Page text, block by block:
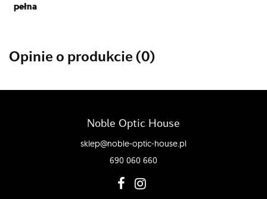
pełna
Opinie o produkcie (0)
Noble Optic House
sklep@noble-optic-house.pl
690 060 660